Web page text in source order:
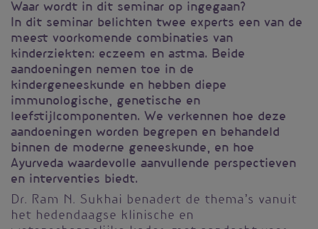
Waar wordt in dit seminar op ingegaan?
In dit seminar belichten twee experts een van de
meest voorkomende combinaties van
kinderziekten: eczeem en astma. Beide
aandoeningen nemen toe in de
kindergeneeskunde en hebben diepe
immunologische, genetische en
leefstijlcomponenten. We verkennen hoe deze
aandoeningen worden begrepen en behandeld
binnen de moderne geneeskunde, en hoe
Ayurveda waardevolle aanvullende perspectieven
en interventies biedt.
Dr. Ram N. Sukhai benadert de thema’s vanuit
het hedendaagse klinische en